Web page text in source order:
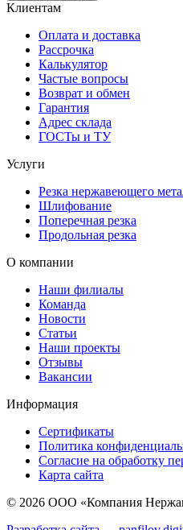
Клиентам
Оплата и доставка
Рассрочка
Калькулятор
Частые вопросы
Возврат и обмен
Гарантия
Адрес склада
ГОСТы и ТУ
Услуги
Резка нержавеющего
Шлифование
Поперечная резка
Продольная резка
О компании
Наши филиалы
Команда
Новости
Статьи
Наши проекты
Отзывы
Вакансии
Информация
Сертификаты
Политика
Согласие на обработку
Карта сайта
© 2026 ООО «Компания